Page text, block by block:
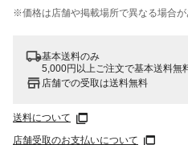
※価格は​店舗や​掲載場所で​異なる​場合が​
基本送料のみ
5,000円以上ご注文で基本送料無
店舗での受取は送料無料
送料について
店舗受取のお支払いについて